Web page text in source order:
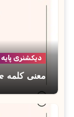
دیکشنری پایه
معنی کلمه Zone به فارسی با چند مثال